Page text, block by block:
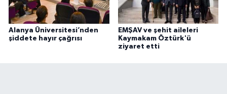
Alanya Üniversitesi’nden
şiddete hayır çağrısı
EMŞAV ve şehit aileleri
Kaymakam Öztürk'ü
ziyaret etti